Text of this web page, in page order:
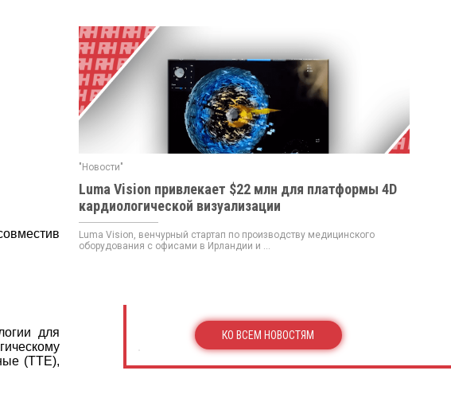
для
(ТТЕ),
"Новости"
Luma Vision привлекает $22 млн для платформы 4D
кардиологической визуализации
Luma Vision, венчурный стартап по производству медицинского
оборудования с офисами в Ирландии и ...
КО ВСЕМ НОВОСТЯМ